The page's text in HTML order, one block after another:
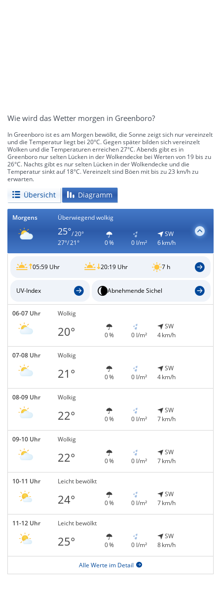
Wie wird das Wetter morgen in Greenboro?
In Greenboro ist es am Morgen bewölkt, die Sonne zeigt sich nur vereinzelt
und die Temperatur liegt bei 20°C. Gegen später bilden sich vereinzelt
Wolken und die Temperaturen erreichen 27°C. Abends gibt es in
Greenboro nur selten Lücken in der Wolkendecke bei Werten von 19 bis zu
26°C. Nachts gibt es nur selten Lücken in der Wolkendecke und die
Temperatur sinkt auf 18°C. Vereinzelt sind Böen mit bis zu 23 km/h zu
erwarten.
Übersicht Diagramm
Morgens Überwiegend wolkig
25°/ 20°
27°/ 21°
0 % 0 l/m²
SW
6 km/h
05:59 Uhr 20:19 Uhr 7 h
UV-Index Abnehmende Sichel
06-07 Uhr Wolkig
20° 0 % 0 l/m²
SW
4 km/h
07-08 Uhr Wolkig
21° 0 % 0 l/m²
SW
4 km/h
08-09 Uhr Wolkig
22° 0 % 0 l/m²
SW
7 km/h
09-10 Uhr Wolkig
22° 0 % 0 l/m²
SW
7 km/h
10-11 Uhr Leicht bewölkt
24° 0 % 0 l/m²
SW
7 km/h
11-12 Uhr Leicht bewölkt
25° 0 % 0 l/m²
SW
8 km/h
Alle Werte im Detail